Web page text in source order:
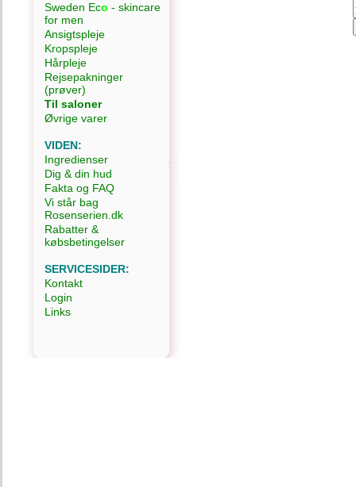
Sweden Eco - skincare
for men
Ansigtspleje
Kropspleje
Hårpleje
Rejsepakninger
(prøver)
Til saloner
Øvrige varer
VIDEN:
Ingredienser
Dig & din hud
Fakta og FAQ
Vi står bag
Rosenserien.dk
Rabatter &
købsbetingelser
SERVICESIDER:
Kontakt
Login
Links